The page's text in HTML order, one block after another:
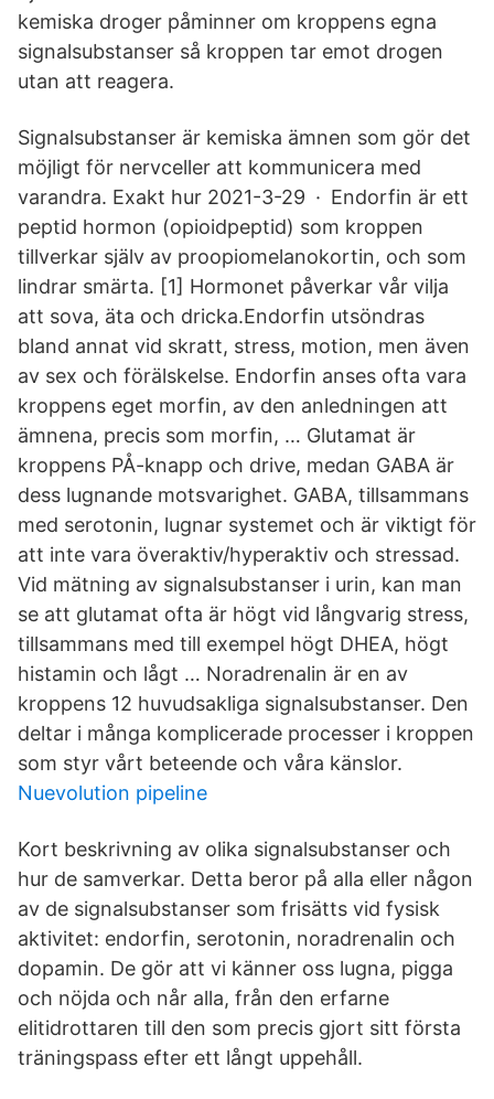
kemiska droger påminner om kroppens egna
signalsubstanser så kroppen tar emot drogen
utan att reagera.
Signalsubstanser är kemiska ämnen som gör det
möjligt för nervceller att kommunicera med
varandra. Exakt hur 2021-3-29 · Endorfin är ett
peptid hormon (opioidpeptid) som kroppen
tillverkar själv av proopiomelanokortin, och som
lindrar smärta. [1] Hormonet påverkar vår vilja
att sova, äta och dricka.Endorfin utsöndras
bland annat vid skratt, stress, motion, men även
av sex och förälskelse. Endorfin anses ofta vara
kroppens eget morfin, av den anledningen att
ämnena, precis som morfin, … Glutamat är
kroppens PÅ-knapp och drive, medan GABA är
dess lugnande motsvarighet. GABA, tillsammans
med serotonin, lugnar systemet och är viktigt för
att inte vara överaktiv/hyperaktiv och stressad.
Vid mätning av signalsubstanser i urin, kan man
se att glutamat ofta är högt vid långvarig stress,
tillsammans med till exempel högt DHEA, högt
histamin och lågt … Noradrenalin är en av
kroppens 12 huvudsakliga signalsubstanser. Den
deltar i många komplicerade processer i kroppen
som styr vårt beteende och våra känslor.
Nuevolution pipeline
Kort beskrivning av olika signalsubstanser och
hur de samverkar. Detta beror på alla eller någon
av de signalsubstanser som frisätts vid fysisk
aktivitet: endorfin, serotonin, noradrenalin och
dopamin. De gör att vi känner oss lugna, pigga
och nöjda och når alla, från den erfarne
elitidrottaren till den som precis gjort sitt första
träningspass efter ett långt uppehåll.